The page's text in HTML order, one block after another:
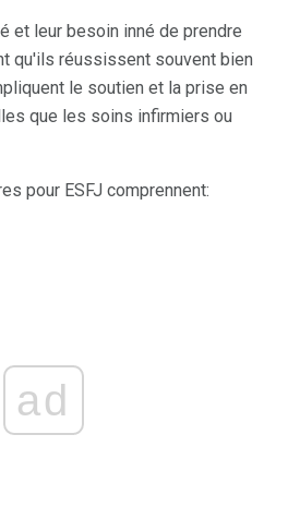
et leur besoin inné de prendre
qu'ils réussissent souvent bien
le soutien et la prise en
que les soins infirmiers ou
pour ESFJ comprennent:
ad